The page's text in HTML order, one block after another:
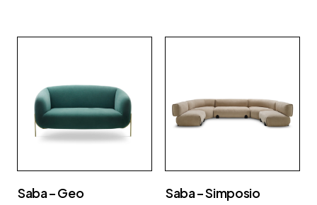
Saba – Geo Saba – Simposio